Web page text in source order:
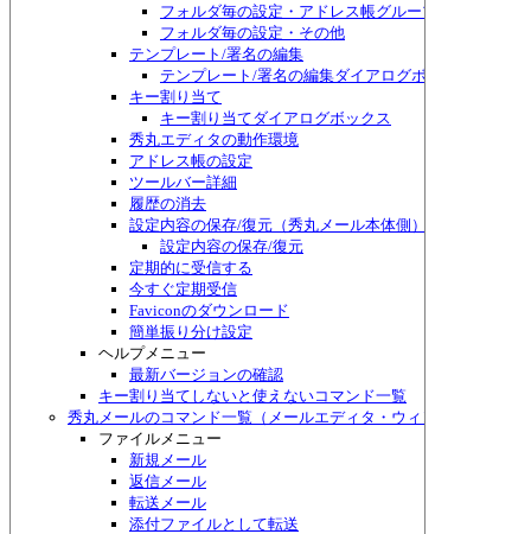
フォルダ毎の設定・アドレス帳グループ
フォルダ毎の設定・その他
テンプレート/署名の編集
テンプレート/署名の編集ダイアログボックス
キー割り当て
キー割り当てダイアログボックス
秀丸エディタの動作環境
アドレス帳の設定
ツールバー詳細
履歴の消去
設定内容の保存/復元（秀丸メール本体側）
設定内容の保存/復元
定期的に受信する
今すぐ定期受信
Faviconのダウンロード
簡単振り分け設定
ヘルプメニュー
最新バージョンの確認
キー割り当てしないと使えないコマンド一覧
秀丸メールのコマンド一覧（メールエディタ・ウィンドウ）
ファイルメニュー
新規メール
返信メール
転送メール
添付ファイルとして転送